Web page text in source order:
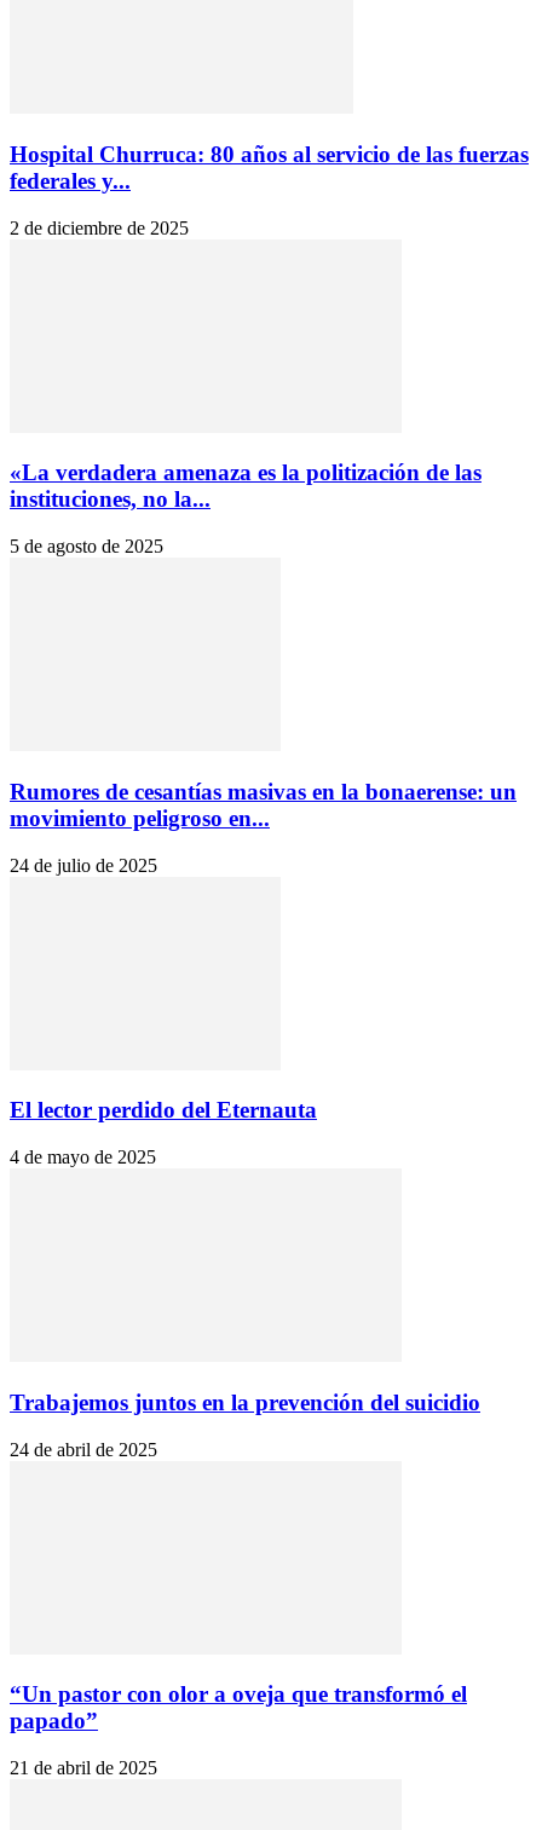
Hospital Churruca: 80 años al servicio de las fuerzas
federales y...
2 de diciembre de 2025
«La verdadera amenaza es la politización de las
instituciones, no la...
5 de agosto de 2025
Rumores de cesantías masivas en la bonaerense: un
movimiento peligroso en...
24 de julio de 2025
El lector perdido del Eternauta
4 de mayo de 2025
Trabajemos juntos en la prevención del suicidio
24 de abril de 2025
“Un pastor con olor a oveja que transformó el
papado”
21 de abril de 2025